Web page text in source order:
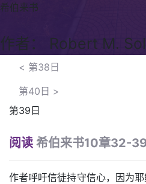
希伯来书
作者： Robert M.
< 第38日
第40日 >
第39日
阅读 希伯来书10章32-
作者呼吁信徒持守信心，因为耶